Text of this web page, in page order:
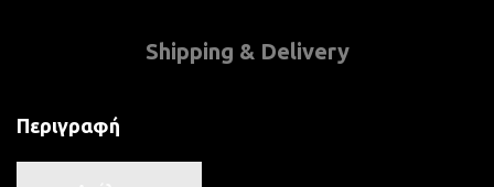
Shipping & Delivery
Περιγραφή